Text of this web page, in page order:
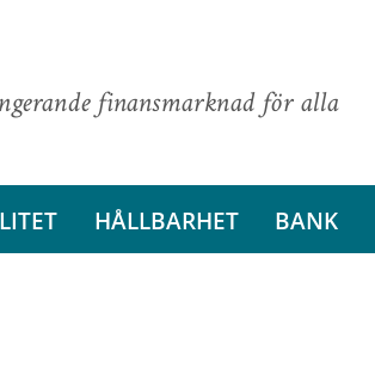
finansmarknad för alla
HÅLLBARHET BANK